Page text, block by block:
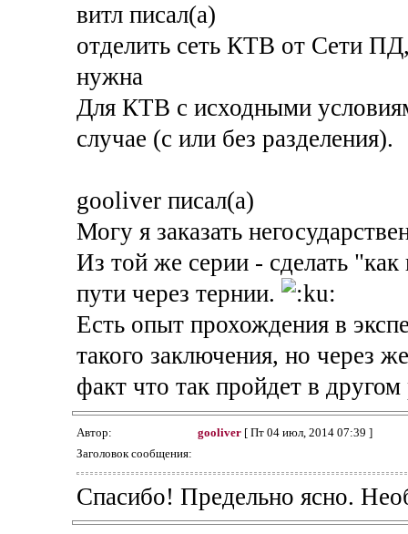
витл писал(а)
отделить сеть КТВ от Сети
нужна
Для КТВ с исходными
случае (с или без разделения).
gooliver писал(а)
Могу я заказать
Из той же серии - сделать
пути через тернии.
Есть опыт прохождения в
такого заключения, но через
факт что так пройдет в другом
Автор: gooliver[ Пт 04 июл, 2014 07:39 ]
Заголовок сообщения:
Спасибо! Предельно ясно.